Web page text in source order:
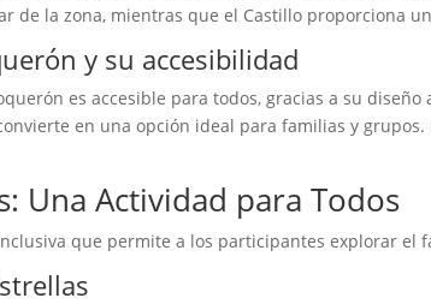
de la zona, mientras que el Castillo proporciona
y su accesibilidad
es accesible para todos, gracias a su
en una opción ideal para familias y
Una Actividad para Todos
que permite a los participantes explorar el